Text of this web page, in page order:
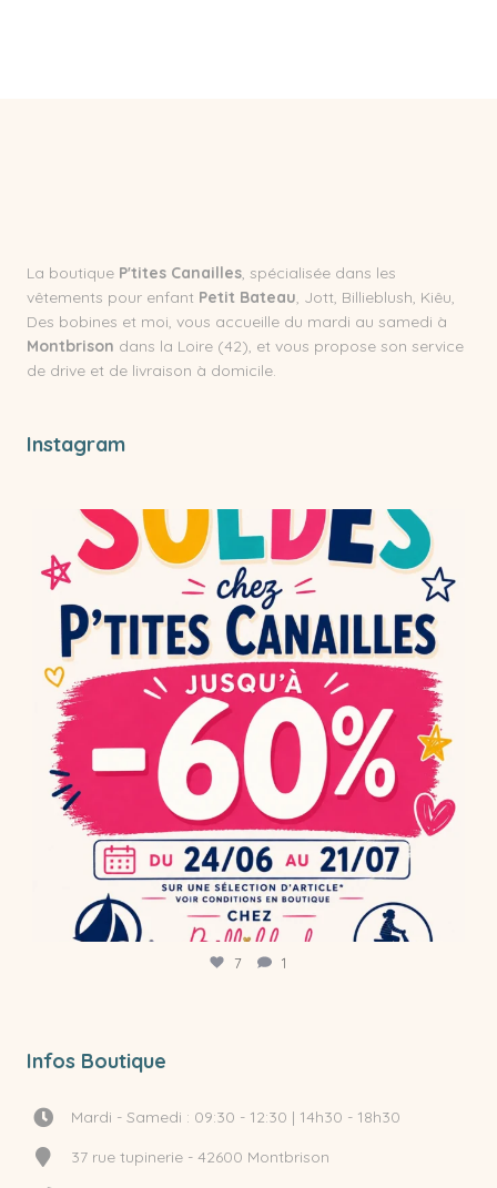
La boutique P'tites Canailles, spécialisée dans les
vêtements pour enfant Petit Bateau, Jott, Billieblush, Kiêu,
Des bobines et moi, vous accueille du mardi au samedi à
Montbrison dans la Loire (42), et vous propose son service
de drive et de livraison à domicile.
Instagram
7 1
Infos Boutique
Mardi - Samedi : 09:30 - 12:30 | 14h30 - 18h30
37 rue tupinerie - 42600 Montbrison